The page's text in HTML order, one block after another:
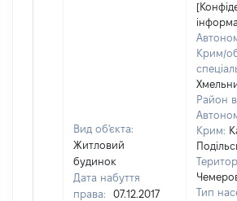
Вид об'єкта:
Житловий
будинок
Дата набуття
права:
07.12.2017
Крим/
Район в
Крим:
Тип